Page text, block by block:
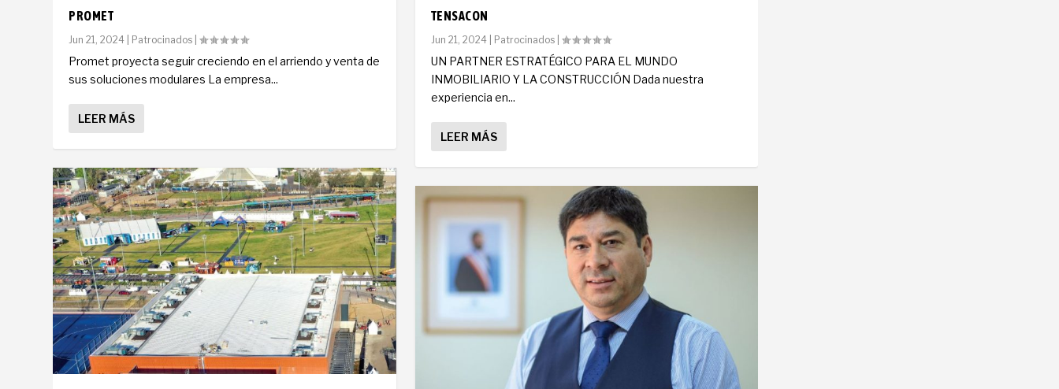
PROMET
Jun 21, 2024 Patrocinados |
Promet proyecta seguir creciendo en el arriendo y venta de
sus soluciones modulares La empresa...
LEER MÁS
TENSACON
Jun 21, 2024| Patrocinados|
UN PARTNER ESTRATÉGICO PARA EL MUNDO
INMOBILIARIO Y LA CONSTRUCCIÓN Dada nuestra
experiencia en...
LEER MÁS